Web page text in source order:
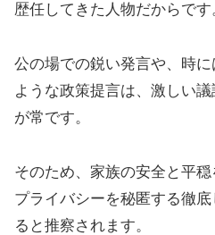
歴任してきた人物だからです
公の場での鋭い発言や、時
ような政策提言は、激しい
が常です。
そのため、家族の安全と平
プライバシーを秘匿する徹
ると推察されます。